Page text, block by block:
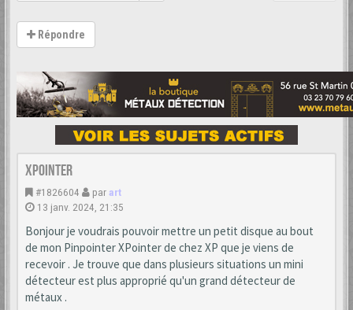
Répondre
xpointer
#1826604 par art
13 janv. 2024, 21:35
Bonjour je voudrais pouvoir mettre un petit disque au bout
de mon Pinpointer XPointer de chez XP que je viens de
recevoir . Je trouve que dans plusieurs situations un mini
détecteur est plus approprié qu'un grand détecteur de
métaux .